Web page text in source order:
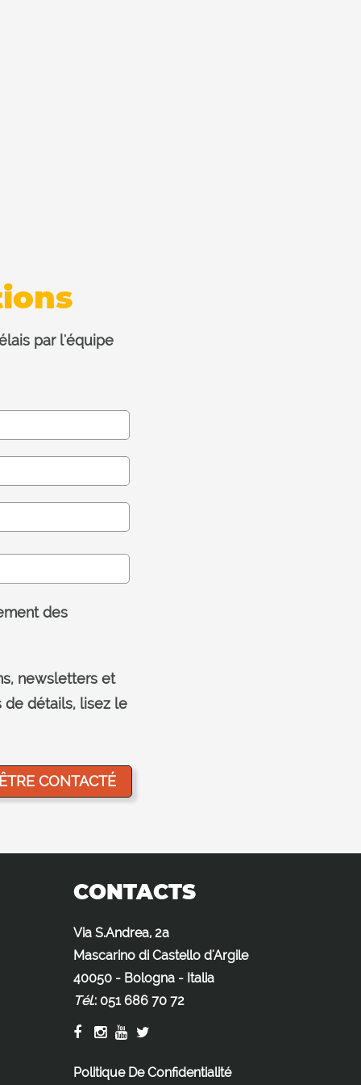
par l'équipe
des
newsletters et
de détails, lisez le
CONTACTS
Via S.Andrea, 2a
Mascarino di Castello d'Argile
40050 - Bologna - Italia
Tél.: 051 686 70 72
Politique De Confidentialité